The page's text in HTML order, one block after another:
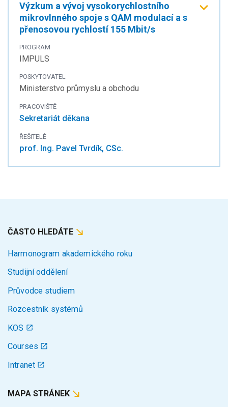
Výzkum a vývoj vysokorychlostního
mikrovlnného spoje s QAM modulací a s
přenosovou rychlostí 155 Mbit/s
PROGRAM
IMPULS
POSKYTOVATEL
Ministerstvo průmyslu a obchodu
PRACOVIŠTĚ
Sekretariát děkana
ŘEŠITELÉ
prof. Ing. Pavel Tvrdík, CSc.
ČASTO HLEDÁTE
Harmonogram akademického roku
Studijní oddělení
Průvodce studiem
Rozcestník systémů
KOS
Courses
Intranet
MAPA STRÁNEK